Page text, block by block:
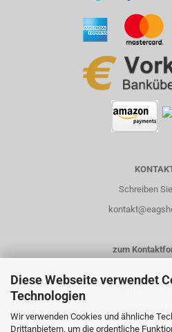
Diese Webseite verwendet
Technologien
Wir verwenden Cookies und ähnliche
Drittanbietern, um die ordentliche
Schreiben
zum
0151-